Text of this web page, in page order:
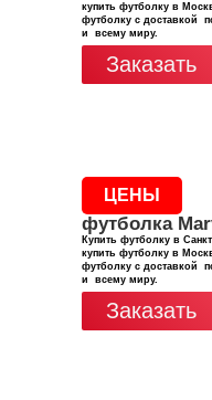
купить футболку в
футболку с доставкой
и всему миру.
Заказать
ЦЕНЫ
футболка
Купить футболку в
купить футболку в
футболку с доставкой
и всему миру.
Заказать